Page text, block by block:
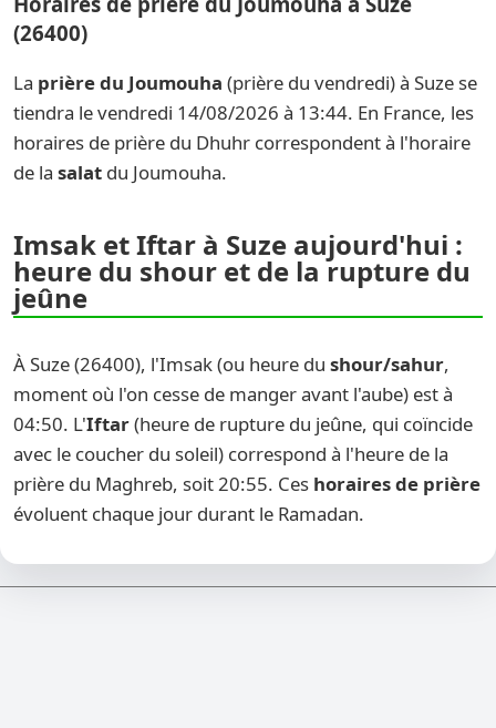
(26400)
La prière du Joumouha (prière du vendredi) à Suze se
tiendra le vendredi 14/08/2026 à 13:44. En France, les
horaires de prière du Dhuhr correspondent à l'horaire
de la salat du Joumouha.
Imsak et Iftar à Suze aujourd'hui :
heure du shour et de la rupture du
jeûne
À Suze (26400), l'Imsak (ou heure du shour/sahur,
moment où l'on cesse de manger avant l'aube) est à
04:50. L'Iftar(heure de rupture du jeûne, qui coïncide
avec le coucher du soleil) correspond à l'heure de la
prière du Maghreb, soit 20:55. Ces horaires de prière
évoluent chaque jour durant le Ramadan.